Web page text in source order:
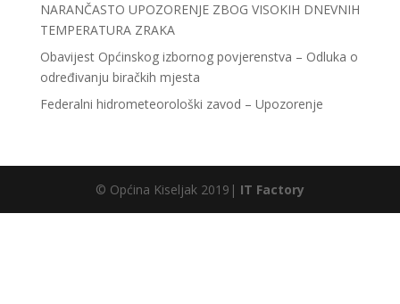
NARANČASTO UPOZORENJE ZBOG VISOKIH DNEVNIH
TEMPERATURA ZRAKA
Obavijest Općinskog izbornog povjerenstva – Odluka o
određivanju biračkih mjesta
Federalni hidrometeorološki zavod – Upozorenje
© Općina Kiseljak 2019| IT Factory